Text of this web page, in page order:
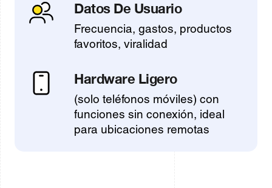
Datos De Usuario
Frecuencia, gastos, productos
favoritos, viralidad
Hardware Ligero
(solo teléfonos móviles) con
funciones sin conexión, ideal
para ubicaciones remotas